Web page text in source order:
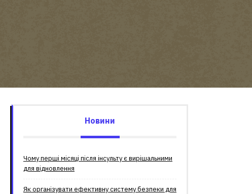
Новини
Чому перші місяці після інсульту є вирішальними
для відновлення
Як організувати ефективну систему безпеки для